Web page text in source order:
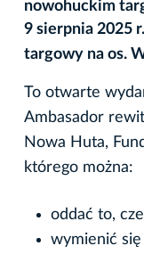
nowohuckim
9 sierpnia 2025
targowy na os.
To otwarte
Ambasador
Nowa Huta,
którego można:
oddać to,
wymienić